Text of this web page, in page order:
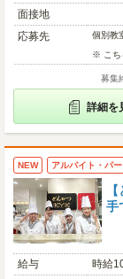
面接地
応募先
個別教
※ こち
募集
詳細を
NEW アルバイト・パー
手
給与
時給